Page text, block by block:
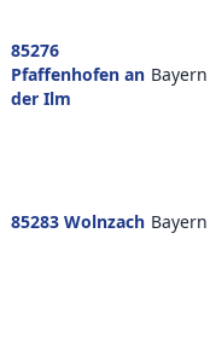
85276
Pfaffenhofen an
der Ilm
Bayern
85283 Wolnzach Bayern